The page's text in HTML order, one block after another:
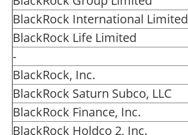
BlackRock International Limited
BlackRock Life Limited
-
BlackRock, Inc.
BlackRock Saturn Subco, LLC
BlackRock Finance, Inc.
BlackRock Holdco 2, Inc.